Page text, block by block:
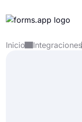
Productos
Inicio Integraciones